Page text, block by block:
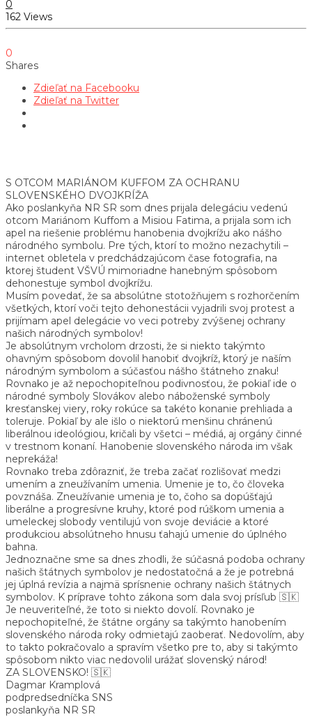
0
162 Views
0
Shares
Zdieľať na Facebooku
Zdieľať na Twitter
S OTCOM MARIÁNOM KUFFOM ZA OCHRANU
SLOVENSKÉHO DVOJKRÍŽA
Ako poslankyňa NR SR som dnes prijala delegáciu vedenú
otcom Mariánom Kuffom a Misiou Fatima, a prijala som ich
apel na riešenie problému hanobenia dvojkrížu ako nášho
národného symbolu. Pre tých, ktorí to možno nezachytili –
internet obletela v predchádzajúcom čase fotografia, na
ktorej študent VŠVÚ mimoriadne hanebným spôsobom
dehonestuje symbol dvojkrížu.
Musím povedať, že sa absolútne stotožňujem s rozhorčením
všetkých, ktorí voči tejto dehonestácii vyjadrili svoj protest a
prijímam apel delegácie vo veci potreby zvýšenej ochrany
našich národných symbolov!
Je absolútnym vrcholom drzosti, že si niekto takýmto
ohavným spôsobom dovolil hanobiť dvojkríž, ktorý je naším
národným symbolom a súčasťou nášho štátneho znaku!
Rovnako je až nepochopiteľnou podivnosťou, že pokiaľ ide o
národné symboly Slovákov alebo náboženské symboly
kresťanskej viery, roky rokúce sa takéto konanie prehliada a
toleruje. Pokiaľ by ale išlo o niektorú menšinu chránenú
liberálnou ideológiou, kričali by všetci – médiá, aj orgány činné
v trestnom konaní. Hanobenie slovenského národa im však
neprekáža!
Rovnako treba zdôrazniť, že treba začať rozlišovať medzi
umením a zneužívaním umenia. Umenie je to, čo človeka
povznáša. Zneužívanie umenia je to, čoho sa dopúšťajú
liberálne a progresívne kruhy, ktoré pod rúškom umenia a
umeleckej slobody ventilujú von svoje deviácie a ktoré
produkciou absolútneho hnusu ťahajú umenie do úplného
bahna.
Jednoznačne sme sa dnes zhodli, že súčasná podoba ochrany
našich štátnych symbolov je nedostatočná a že je potrebná
jej úplná revízia a najmä sprísnenie ochrany našich štátnych
symbolov. K príprave tohto zákona som dala svoj prísľub 🇸🇰
Je neuveriteľné, že toto si niekto dovolí. Rovnako je
nepochopiteľné, že štátne orgány sa takýmto hanobením
slovenského národa roky odmietajú zaoberať. Nedovolím, aby
to takto pokračovalo a spravím všetko pre to, aby si takýmto
spôsobom nikto viac nedovolil urážať slovenský národ!
ZA SLOVENSKO! 🇸🇰
Dagmar Kramplová
podpredsedníčka SNS
poslankyňa NR SR